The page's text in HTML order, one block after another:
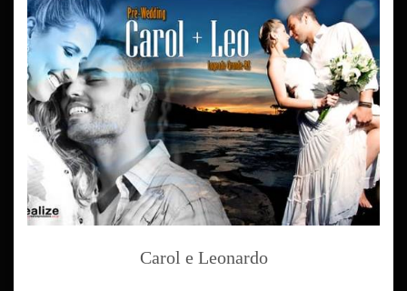
Carol e Leonardo